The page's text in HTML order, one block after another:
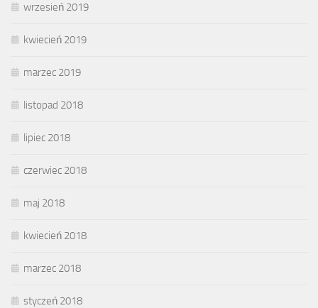
wrzesień 2019
kwiecień 2019
marzec 2019
listopad 2018
lipiec 2018
czerwiec 2018
maj 2018
kwiecień 2018
marzec 2018
styczeń 2018